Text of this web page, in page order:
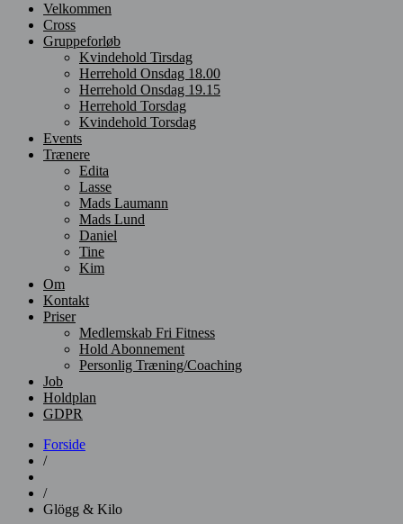
Velkommen
Cross
Gruppeforløb
Kvindehold Tirsdag
Herrehold Onsdag 18.00
Herrehold Onsdag 19.15
Herrehold Torsdag
Kvindehold Torsdag
Events
Trænere
Edita
Lasse
Mads Laumann
Mads Lund
Daniel
Tine
Kim
Om
Kontakt
Priser
Medlemskab Fri Fitness
Hold Abonnement
Personlig Træning/Coaching
Job
Holdplan
GDPR
Forside
/
/
Glögg & Kilo